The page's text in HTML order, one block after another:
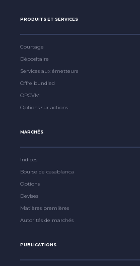
PRODUITS ET SERVICES
Courtage
Dépositaire
Services aux émetteurs
Offre bundled
OPCVM
Options sur actions
MARCHÉS
Indices
Bourse de casablanca
Options
Devises
Matières premières
Autorités de marchés
PUBLICATIONS